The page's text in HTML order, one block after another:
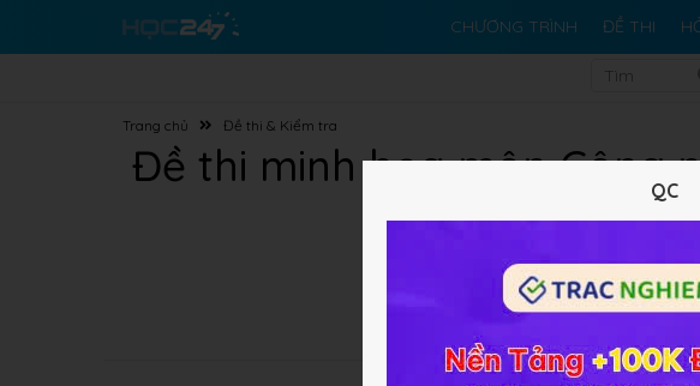
CHƯƠNG TRÌNH ĐỀ THI
Trang chủ Đề thi & Kiểm tra
Đề thi minh họa môn Công
22/10/2024
Tóm tắt nội
QC